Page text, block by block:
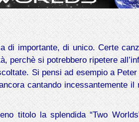
di importante, di unico. Certe
perchè si potrebbero ripetere
Si pensi ad esempio a Peter
cantando incessantemente
titolo la splendida “Two